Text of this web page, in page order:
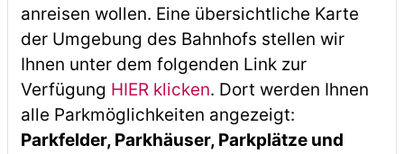
anreisen wollen. Eine übersichtliche Karte
der Umgebung des Bahnhofs stellen wir
Ihnen unter dem folgenden Link zur
Verfügung HIER klicken. Dort werden Ihnen
alle Parkmöglichkeiten angezeigt:
Parkfelder, Parkhäuser, Parkplätze und